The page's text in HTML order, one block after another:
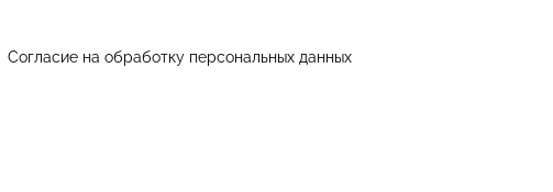
Согласие на обработку персональных данных